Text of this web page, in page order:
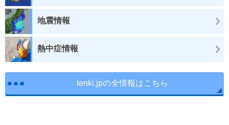
地震情報
熱中症情報
tenki.jpの全情報はこちら